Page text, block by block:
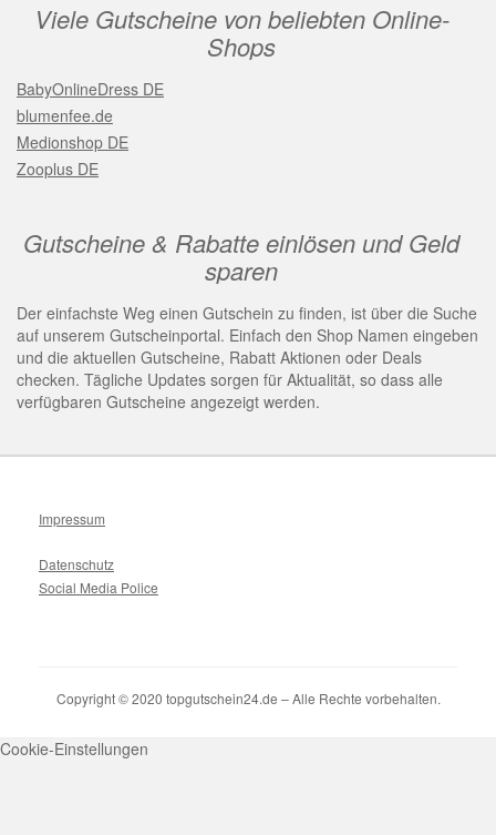
Viele Gutscheine von beliebten Online-
Shops
BabyOnlineDress DE
blumenfee.de
Medionshop DE
Zooplus DE
Gutscheine & Rabatte einlösen und Geld
sparen
Der einfachste Weg einen Gutschein zu finden, ist über die Suche
auf unserem Gutscheinportal. Einfach den Shop Namen eingeben
und die aktuellen Gutscheine, Rabatt Aktionen oder Deals
checken. Tägliche Updates sorgen für Aktualität, so dass alle
verfügbaren Gutscheine angezeigt werden.
Impressum
Datenschutz
Social Media Police
Copyright © 2020 topgutschein24.de – Alle Rechte vorbehalten.
Cookie-Einstellungen